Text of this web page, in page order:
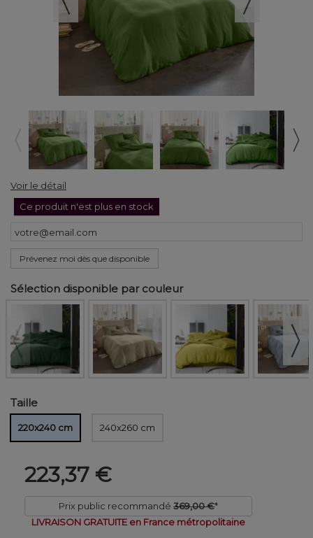
Voir le détail
Ce produit n'est plus en stock
Prévenez moi dès que disponible
Sélection disponible par couleur
Taille
220x240 cm 240x260 cm
223,37 €
Prix public recommandé 369,00 €*
LIVRAISON GRATUITE en France métropolitaine